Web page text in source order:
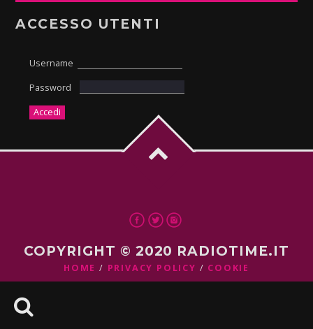
ACCESSO UTENTI
Username
Password
COPYRIGHT © 2020 RADIOTIME.IT
HOME PRIVACY POLICY COOKIE